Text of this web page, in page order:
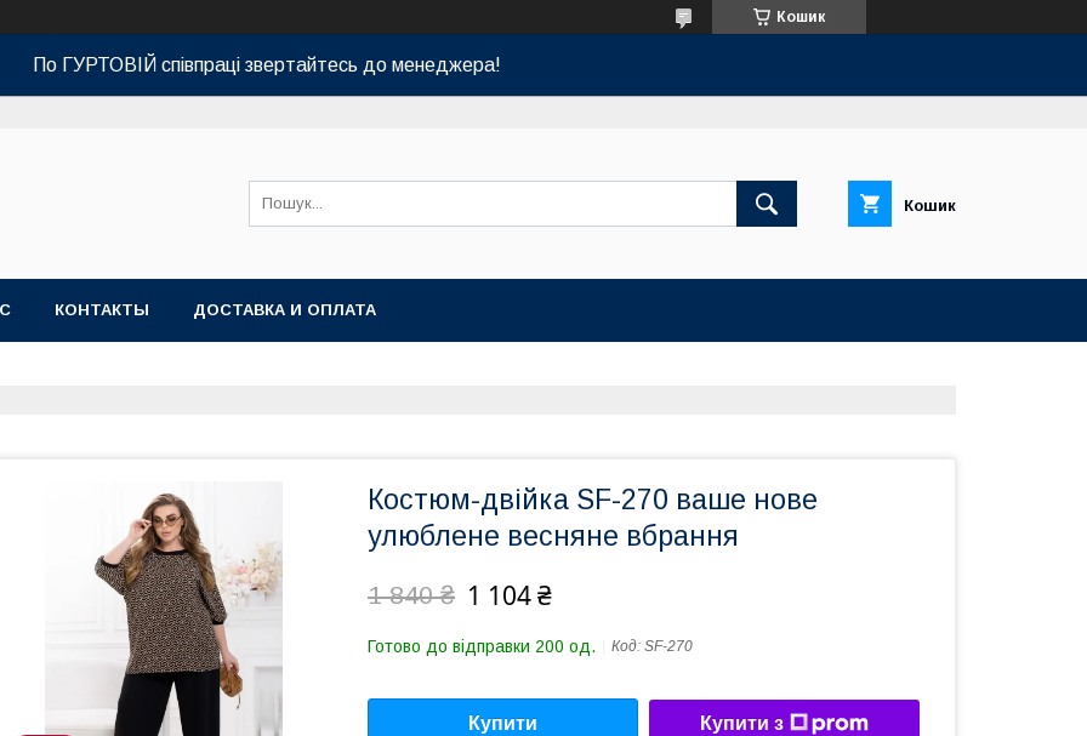
Кошик
По ГУРТОВІЙ співпраці звертайтесь до менеджера!
Кошик
КОНТАКТЫ ДОСТАВКА И ОПЛАТА
Костюм-двійка SF-270 ваше нове
улюблене весняне вбрання
1 840 ₴ 1 104 ₴
Готово до відправки 200 од. Код: SF-270
Купити Купити з